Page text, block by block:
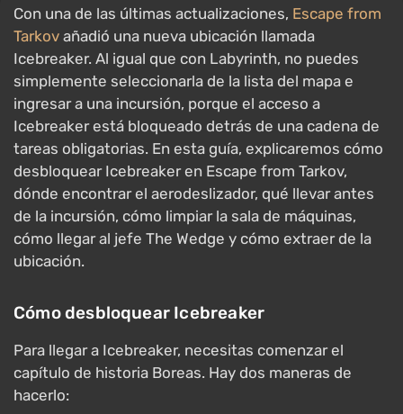
Con una de las últimas actualizaciones, Escape from
Tarkov añadió una nueva ubicación llamada
Icebreaker. Al igual que con Labyrinth, no puedes
simplemente seleccionarla de la lista del mapa e
ingresar a una incursión, porque el acceso a
Icebreaker está bloqueado detrás de una cadena de
tareas obligatorias. En esta guía, explicaremos cómo
desbloquear Icebreaker en Escape from Tarkov,
dónde encontrar el aerodeslizador, qué llevar antes
de la incursión, cómo limpiar la sala de máquinas,
cómo llegar al jefe The Wedge y cómo extraer de la
ubicación.
Cómo desbloquear Icebreaker
Para llegar a Icebreaker, necesitas comenzar el
capítulo de historia Boreas. Hay dos maneras de
hacerlo: